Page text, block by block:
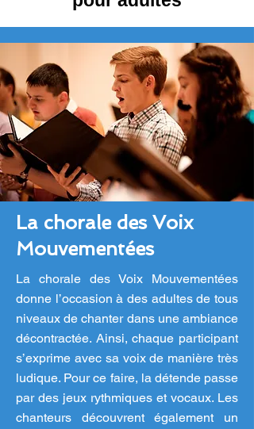
La chorale des Voix
Mouvementées
La chorale des Voix Mouvementées
donne l’occasion à des adultes de tous
niveaux de chanter dans une ambiance
décontractée. Ainsi, chaque participant
s’exprime avec sa voix de manière très
ludique. Pour ce faire, la détende passe
par des jeux rythmiques et vocaux. Les
chanteurs découvrent également un